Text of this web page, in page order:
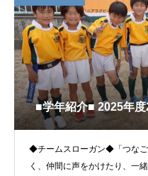
■学年紹介■ 2025年度
◆チームスローガン◆「つなご
く、仲間に声をかけたり、一